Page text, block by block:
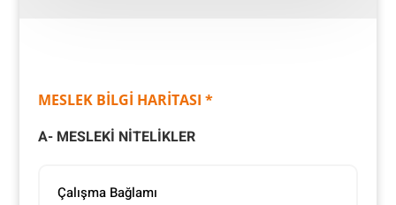
MESLEK BİLGİ HARİTASI *
A- MESLEKİ NİTELİKLER
Çalışma Bağlamı